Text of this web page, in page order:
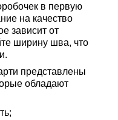
в первую
на качество
зависит от
ширину шва, что
представлены
обладают